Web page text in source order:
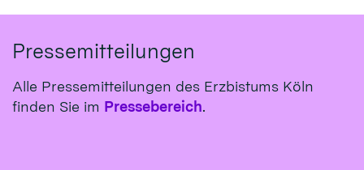
Pressemitteilungen
Alle Pressemitteilungen des Erzbistums Köln
finden Sie im Pressebereich.